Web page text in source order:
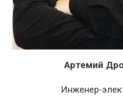
Артемий
Инженер-